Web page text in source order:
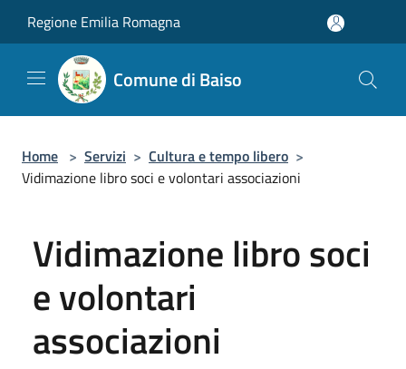
Regione Emilia Romagna
Comune di Baiso
Home > Servizi > Cultura e tempo libero >
Vidimazione libro soci e volontari associazioni
Vidimazione libro soci
e volontari
associazioni